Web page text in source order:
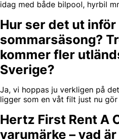
idag med både bilpool, hyrbil
Hur ser det ut
sommarsäsong?
kommer fler
Sverige?
Ja, vi hoppas ju verkligen på
ligger som en våt filt just nu
Hertz First Rent A
varumärke – vad